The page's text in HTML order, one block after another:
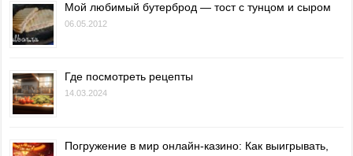
Мой любимый бутерброд — тост с тунцом и сыром
06.05.2012
Где посмотреть рецепты
14.03.2024
Погружение в мир онлайн-казино: Как выигрывать,